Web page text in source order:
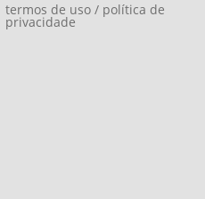
termos de uso / política de
privacidade